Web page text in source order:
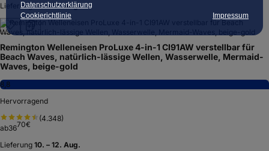
Datenschutzerklärung
Cookierichtlinie
Impressum
Lieferung 10. – 12. Aug.
Remington Welleneisen ProLuxe 4-in-1 CI91AW verstellbar für
Beach Waves, natürlich-lässige Wellen, Wasserwelle, Mermaid-
Waves, beige-gold
8,8
Hervorragend
(4.348)
ab3670€
Lieferung 10. – 12. Aug.